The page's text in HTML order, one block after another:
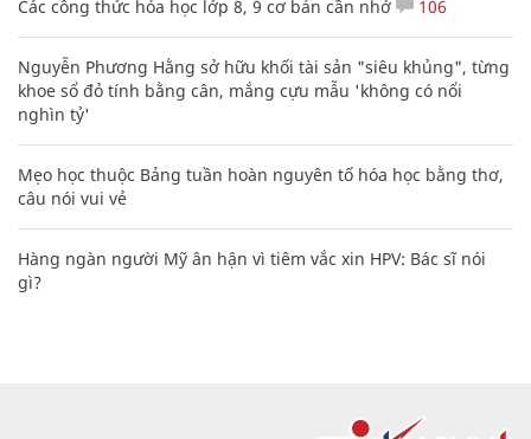
Các công thức hóa học lớp 8, 9 cơ bản cần nhớ 106
Nguyễn Phương Hằng sở hữu khối tài sản "siêu khủng", từng
khoe sổ đỏ tính bằng cân, mắng cựu mẫu 'không có nổi
nghìn tỷ'
Mẹo học thuộc Bảng tuần hoàn nguyên tố hóa học bằng thơ,
câu nói vui vẻ
Hàng ngàn người Mỹ ân hận vì tiêm vắc xin HPV: Bác sĩ nói
gì?